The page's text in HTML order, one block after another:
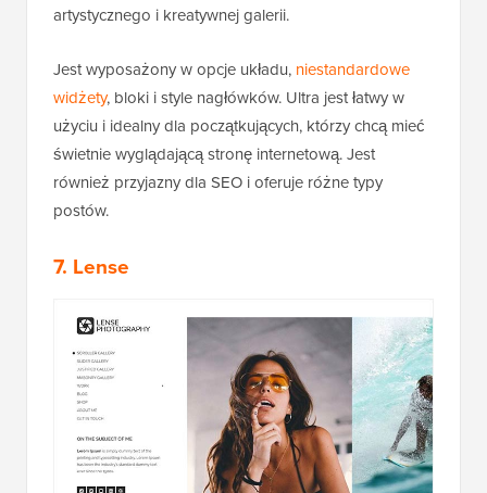
artystycznego i kreatywnej galerii.
Jest wyposażony w opcje układu, niestandardowe
widżety, bloki i style nagłówków. Ultra jest łatwy w
użyciu i idealny dla początkujących, którzy chcą mieć
świetnie wyglądającą stronę internetową. Jest
również przyjazny dla SEO i oferuje różne typy
postów.
7. Lense